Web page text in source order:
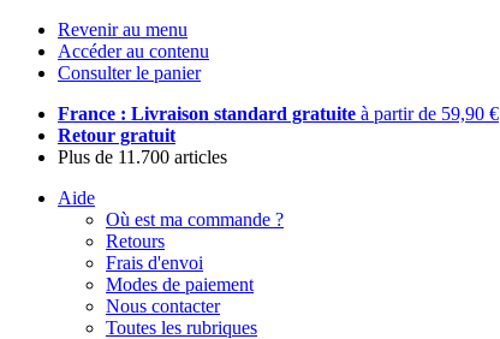
Revenir au menu
Accéder au contenu
Consulter le panier
France : Livraison standard gratuite à partir de 59,90 €
Retour gratuit
Plus de 11.700 articles
Aide
Où est ma commande ?
Retours
Frais d'envoi
Modes de paiement
Nous contacter
Toutes les rubriques